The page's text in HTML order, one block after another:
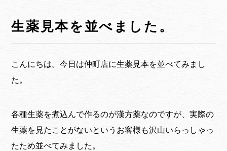
生薬見本を並べました。
こんにちは。今日は仲町店に生薬見本を並べてみまし
た。
各種生薬を煮込んで作るのが漢方薬なのですが、実際の
生薬を見たことがないというお客様も沢山いらっしゃっ
たため並べてみました。